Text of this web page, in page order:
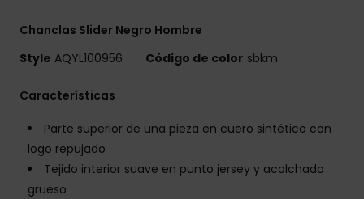
Chanclas Slider Negro Hombre
Style AQYL100956 Código de color sbkm
Características
Parte superior de una pieza en cuero sintético con
logo repujado
Tejido interior suave en punto jersey y acolchado
grueso